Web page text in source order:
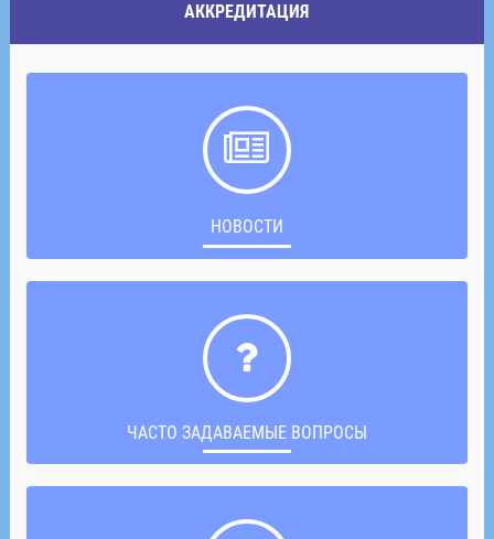
АККРЕДИТАЦИЯ
НОВОСТИ
ЧАСТО ЗАДАВАЕМЫЕ ВОПРОСЫ